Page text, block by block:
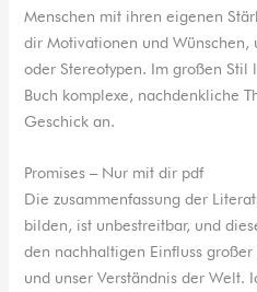
Menschen mit ihren eigenen
dir Motivationen und Wünschen,
oder Stereotypen. Im großen
Buch komplexe, nachdenkliche
Geschick an.
Promises – Nur mit dir pdf
Die zusammenfassung der
bilden, ist unbestreitbar, und
den nachhaltigen Einfluss
und unser Verständnis der Welt.